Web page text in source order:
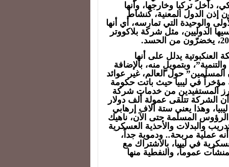
داخل تركيا وخارجها، وأنها
إذن الدول المعنية، كنشاط
والوحيدة التي تمارسه، أي أنها
الدوليين، مثل شركة بلاكووتر
يدلل على أنها
وبتمويلٍ منه، بالإضافة
حول العالم، غير عوائد
مؤخراً في ليبيا حيث باتت حكومة
المستفيدين من خدمات شركة
الشركة تتلقى عمولة ألف دولار
وهذا يعني ستة آلاف إرهابي
المسلمة حتى الآن، ناهيك
والبدلات والأحذية العسكرية
عملية مربحة.. ودموية جداً،
في ليبيا، بالاشتراك مع
عموماً، والنفطية منها